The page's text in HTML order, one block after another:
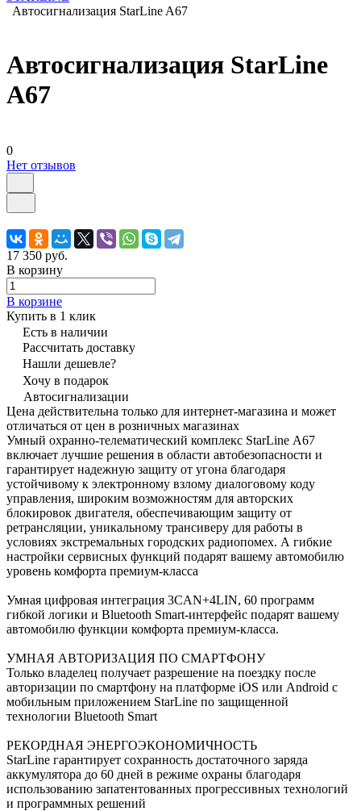
Автосигнализация StarLine A67
Автосигнализация StarLine
A67
0
Нет отзывов
17 350 руб.
В корзину
В корзине
Купить в 1 клик
Есть в наличии
Рассчитать доставку
Нашли дешевле?
Хочу в подарок
Автосигнализации
Цена действительна только для интернет-магазина и может
отличаться от цен в розничных магазинах
Умный охранно-телематический комплекс StarLine А67
включает лучшие решения в области автобезопасности и
гарантирует надежную защиту от угона благодаря
устойчивому к электронному взлому диалоговому коду
управления, широким возможностям для авторских
блокировок двигателя, обеспечивающим защиту от
ретрансляции, уникальному трансиверу для работы в
условиях экстремальных городских радиопомех. А гибкие
настройки сервисных функций подарят вашему автомобилю
уровень комфорта премиум-класса
Умная цифровая интеграция 3CAN+4LIN, 60 программ
гибкой логики и Bluetooth Smart-интерфейс подарят вашему
автомобилю функции комфорта премиум-класса.
УМНАЯ АВТОРИЗАЦИЯ ПО СМАРТФОНУ
Только владелец получает разрешение на поездку после
авторизации по смартфону на платформе iOS или Android с
мобильным приложением StarLine по защищенной
технологии Bluetooth Smart
РЕКОРДНАЯ ЭНЕРГОЭКОНОМИЧНОСТЬ
StarLine гарантирует сохранность достаточного заряда
аккумулятора до 60 дней в режиме охраны благодаря
использованию запатентованных прогрессивных технологий
и программных решений